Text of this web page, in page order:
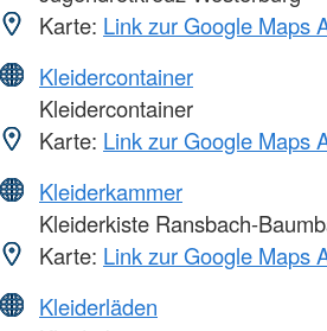
Karte: Link zur Google Maps
Kleidercontainer
Kleidercontainer
Karte: Link zur Google Maps
Kleiderkammer
Kleiderkiste Ransbach-
Karte: Link zur Google Maps
Kleiderläden